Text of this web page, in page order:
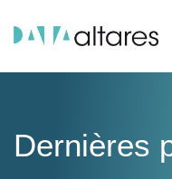
Dernières